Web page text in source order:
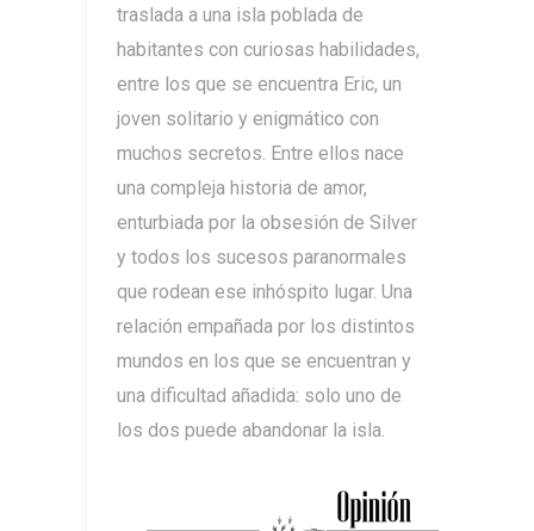
traslada a una isla poblada de
habitantes con curiosas habilidades,
entre los que se encuentra Eric, un
joven solitario y enigmático con
muchos secretos. Entre ellos nace
una compleja historia de amor,
enturbiada por la obsesión de Silver
y todos los sucesos paranormales
que rodean ese inhóspito lugar. Una
relación empañada por los distintos
mundos en los que se encuentran y
una dificultad añadida: solo uno de
los dos puede abandonar la isla.